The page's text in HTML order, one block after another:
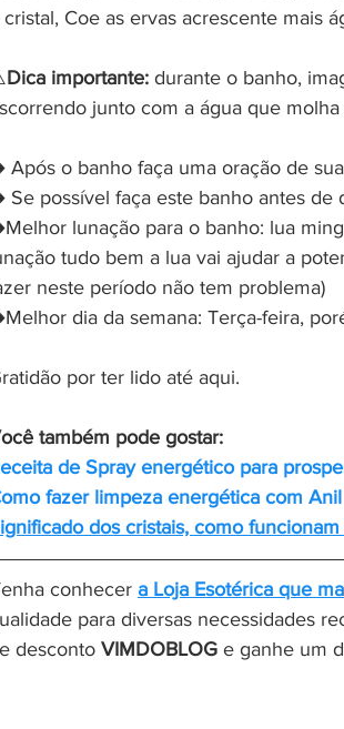
cristal, Coe as ervas acrescente mais
Dica importante: durante o banho,
junto com a água que
Após o banho faça uma oração de
Se possível faça este banho antes de
lunação para o banho: lua
tudo bem a lua vai ajudar a
neste período não tem problema)
dia da semana: Terça-feira,
por ter lido até aqui.
também pode gostar:
de Spray energético para
fazer limpeza energética com Anil
dos cristais, como
conhecer a Loja Esotérica que
para diversas necessidades
desconto VIMDOBLOG e ganhe um